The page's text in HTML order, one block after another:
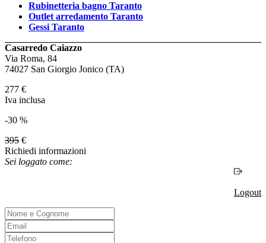
Rubinetteria bagno Taranto
Outlet arredamento Taranto
Gessi Taranto
Casarredo Caiazzo
Via Roma, 84
74027 San Giorgio Jonico (TA)
277 €
Iva inclusa
-30 %
395 €
Richiedi informazioni
Sei loggato come:
Logout